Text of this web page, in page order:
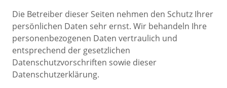
Die Betreiber dieser Seiten nehmen den Schutz Ihrer
persönlichen Daten sehr ernst. Wir behandeln Ihre
personenbezogenen Daten vertraulich und
entsprechend der gesetzlichen
Datenschutzvorschriften sowie dieser
Datenschutzerklärung.